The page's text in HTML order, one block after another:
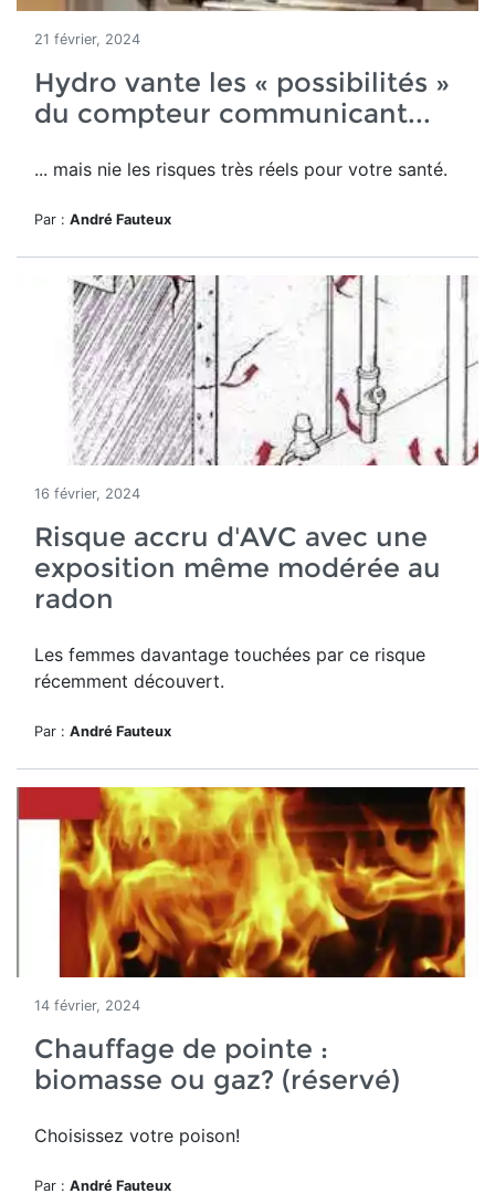
21 février, 2024
Hydro vante les « possibilités »
du compteur communicant...
... mais nie les risques très réels pour votre santé.
Par : André Fauteux
16 février, 2024
Risque accru d'AVC avec une
exposition même modérée au
radon
Les femmes davantage touchées par ce risque
récemment découvert.
Par : André Fauteux
14 février, 2024
Chauffage de pointe :
biomasse ou gaz? (réservé)
Choisissez votre poison!
Par : André Fauteux